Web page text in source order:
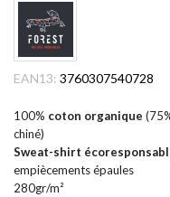
EAN13: 3760307540728
100% coton organique
chiné)
Sweat-shirt
empiècements épaules
280gr/m²